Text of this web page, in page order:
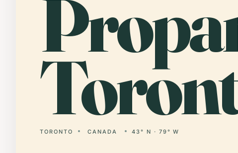
TORONTO CANADA 43° N · 79° W